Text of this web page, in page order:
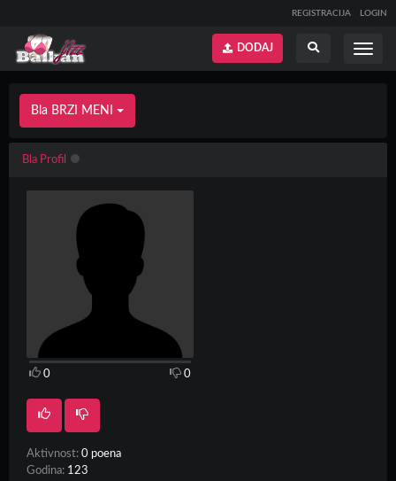
REGISTRACIJA LOGIN
Prikaži
DODAJ
Bla BRZI MENI
Bla Profil
0 0
Aktivnost: 0 poena
Godina: 123